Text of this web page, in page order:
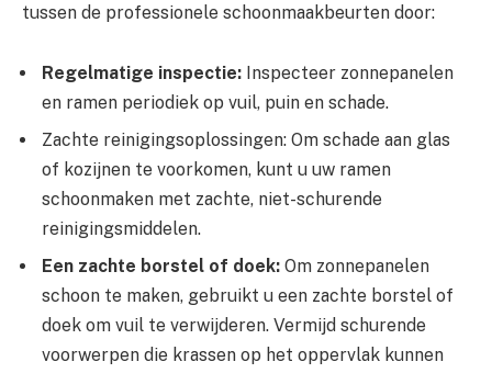
tussen de professionele schoonmaakbeurten door:
Regelmatige inspectie: Inspecteer zonnepanelen
en ramen periodiek op vuil, puin en schade.
Zachte reinigingsoplossingen: Om schade aan glas
of kozijnen te voorkomen, kunt u uw ramen
schoonmaken met zachte, niet-schurende
reinigingsmiddelen.
Een zachte borstel of doek: Om zonnepanelen
schoon te maken, gebruikt u een zachte borstel of
doek om vuil te verwijderen. Vermijd schurende
voorwerpen die krassen op het oppervlak kunnen